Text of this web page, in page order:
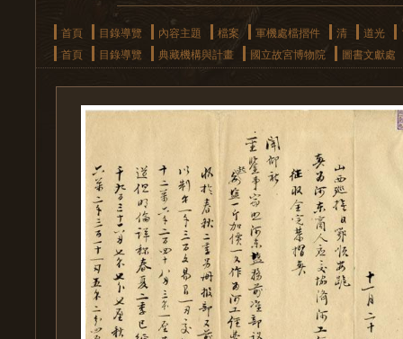
首頁 目錄導覽 內容主題 檔案 軍機處檔摺件 清 道光
首頁
目錄導覽 典藏機構與計畫 國立故宮博物院 圖書文獻處